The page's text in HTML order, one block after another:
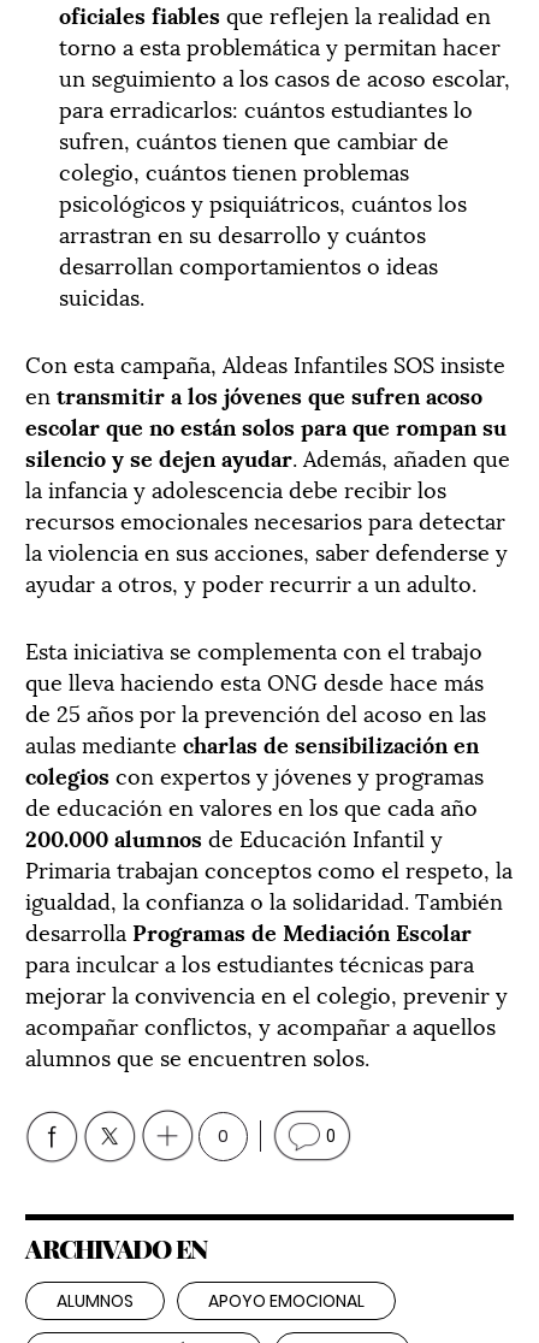
oficiales fiablesque reflejen la realidad en
torno a esta problemática y permitan hacer
un seguimiento a los casos de acoso escolar,
para erradicarlos: cuántos estudiantes lo
sufren, cuántos tienen que cambiar de
colegio, cuántos tienen problemas
psicológicos y psiquiátricos, cuántos los
arrastran en su desarrollo y cuántos
desarrollan comportamientos o ideas
suicidas.
Con esta campaña, Aldeas Infantiles SOS insiste
en transmitir a los jóvenes que sufren acoso
escolar que no están solos para que rompan su
silencio y se dejen ayudar. Además, añaden que
la infancia y adolescencia debe recibir los
recursos emocionales necesarios para detectar
la violencia en sus acciones, saber defenderse y
ayudar a otros, y poder recurrir a un adulto.
Esta iniciativa se complementa con el trabajo
que lleva haciendo esta ONG desde hace más
de 25 años por la prevención del acoso en las
aulas mediante charlas de sensibilización en
colegioscon expertos y jóvenes y programas
de educación en valores en los que cada año
200.000 alumnosde Educación Infantil y
Primaria trabajan conceptos como el respeto, la
igualdad, la confianza o la solidaridad. También
desarrolla Programas de Mediación Escolar
para inculcar a los estudiantes técnicas para
mejorar la convivencia en el colegio, prevenir y
acompañar conflictos, y acompañar a aquellos
alumnos que se encuentren solos.
0 0
ARCHIVADO EN
ALUMNOS APOYO EMOCIONAL